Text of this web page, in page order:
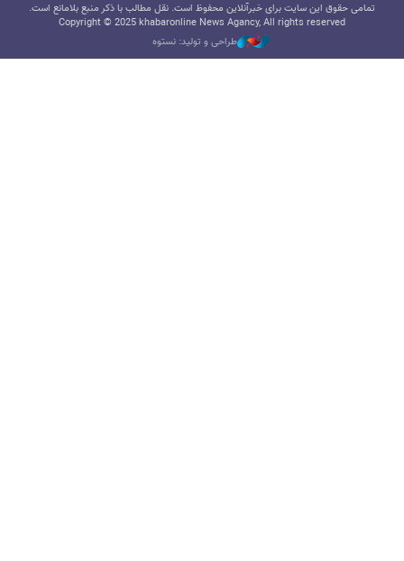
تمامی حقوق این سایت برای خبرآنلاین محفوظ است. نقل مطالب با ذکر منبع بلامانع است.
Copyright © 2025 khabaronline News Agancy, All rights reserved
طراحی و تولید: نستوه